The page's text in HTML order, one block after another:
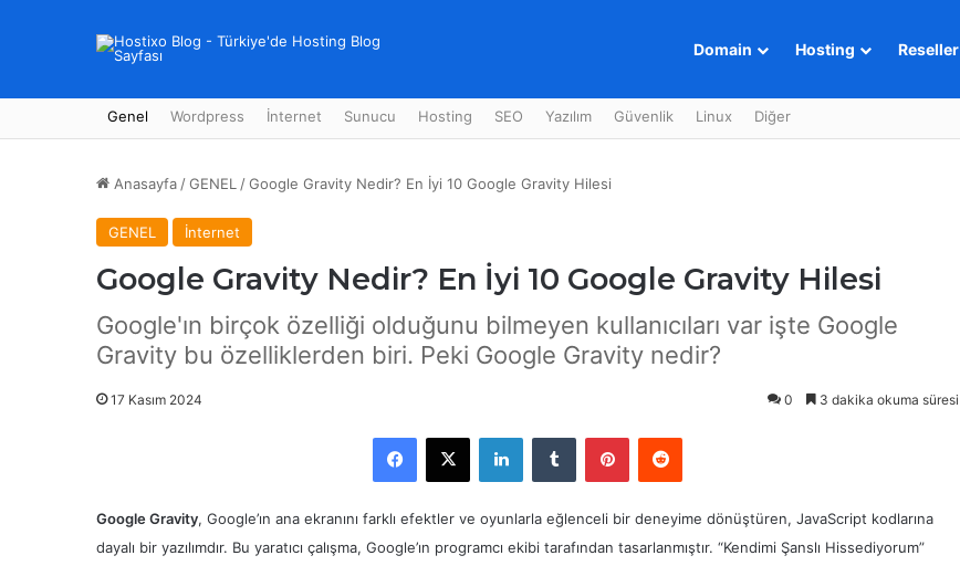
Domain Hosting Reseller
Genel Wordpress İnternet Sunucu Hosting SEO Yazılım Güvenlik Linux Diğer
Anasayfa /GENEL /Google Gravity Nedir? En İyi 10 Google Gravity Hilesi
GENEL İnternet
Google Gravity Nedir? En İyi 10 Google Gravity Hilesi
Google'ın birçok özelliği olduğunu bilmeyen kullanıcıları var işte Google
Gravity bu özelliklerden biri. Peki Google Gravity nedir?
17 Kasım 2024 0 3 dakika okuma süresi
Google Gravity, Google’ın ana ekranını farklı efektler ve oyunlarla eğlenceli bir deneyime dönüştüren, JavaScript kodlarına
dayalı bir yazılımdır. Bu yaratıcı çalışma, Google’ın programcı ekibi tarafından tasarlanmıştır. “Kendimi Şanslı Hissediyorum”